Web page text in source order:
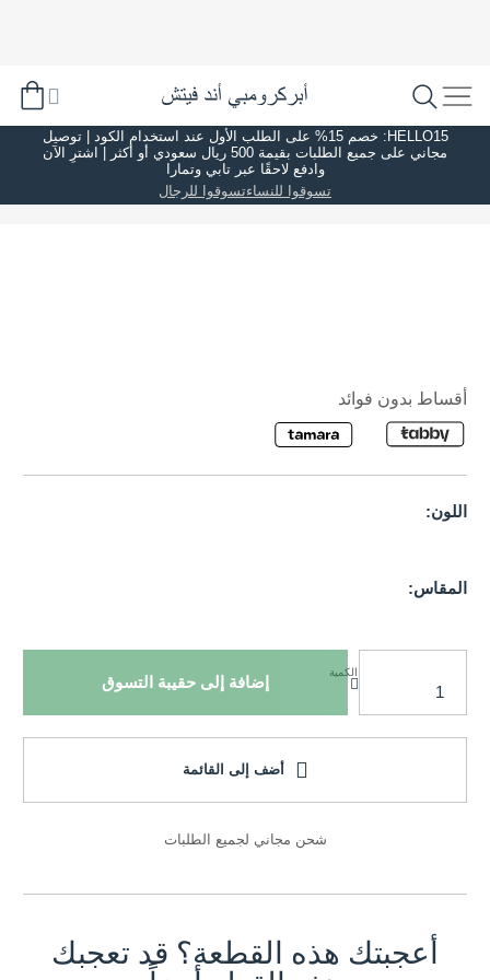
HELLO15: خصم 15% على الطلب الأول عند استخدام الكود | توصيل
مجاني على جميع الطلبات بقيمة 500 ريال سعودي أو أكثر | اشترِ الآن
وادفع لاحقًا عبر تابي وتمارا
تسوقوا للنساءتسوقوا للرجال
أقساط بدون فوائد
اللون:
المقاس:
الكمية
إضافة إلى حقيبة التسوق
أضف إلى القائمة
شحن مجاني لجميع الطلبات
أعجبتك هذه القطعة؟ قد تعجبك